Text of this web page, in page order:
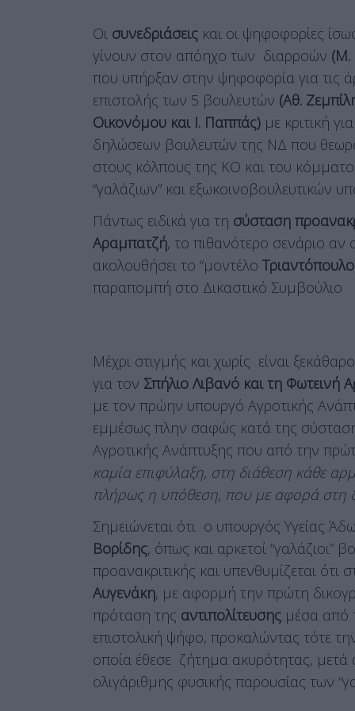
Οι συνεδριάσεις και οι ψηφοφορίες
γίνουν στον απόηχο των διαρροών (Μ.
που υπήρξαν στην ψηφοφορία για τις
επιστολής των 5 βουλευτών (Αθ.
Οικονόμου και Ι. Παππάς) με κριτική
δηλώσεων βουλευτών της ΝΔ που
στους κόλπους της ΚΟ και του
“γαλάζιων” και εξωκοινοβουλευτικών
Πάντως ειδικά για τη σύσταση
Αραμπατζή, το πιθανότερο σενάριο αν
ακολουθήσει το “μοντέλο
παραπομπή στο Δικαστικό Συμβούλιο
Μέχρι στιγμής και χωρίς είναι
για τον Σπήλιο Λιβανό και τη Φωτεινή
με τον πρώην υπουργό Αγροτικής
εμμέσως πλην σαφώς κατά της
Αγροτικής Ανάπτυξης που από την
καμία επιφύλαξη, στη διάθεση κάθε
πλήρως η υπόθεση, που με αφορά στη
Σημειώνεται ότι ο υπουργός Υγείας
Βορίδης, όπως και αρκετοί
προανακριτικής και υπενθυμίζεται ότι
Αυγενάκη, με αφορμή την πρώτη
πρόταση της αντιπολίτευσης μέσα από
επιστολική ψήφο, προκαλώντας τότε
οποία έθεσε ζήτημα ακυρότητας,
ολιγάριθμης φυσικής παρουσίας των